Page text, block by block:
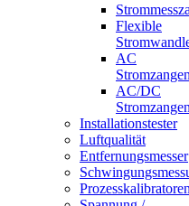
Flexible
AC
Stromzangen
AC/DC
Stromzangen
Installationstester
Luftqualität
Entfernungsmesser
Prozesskalibratoren